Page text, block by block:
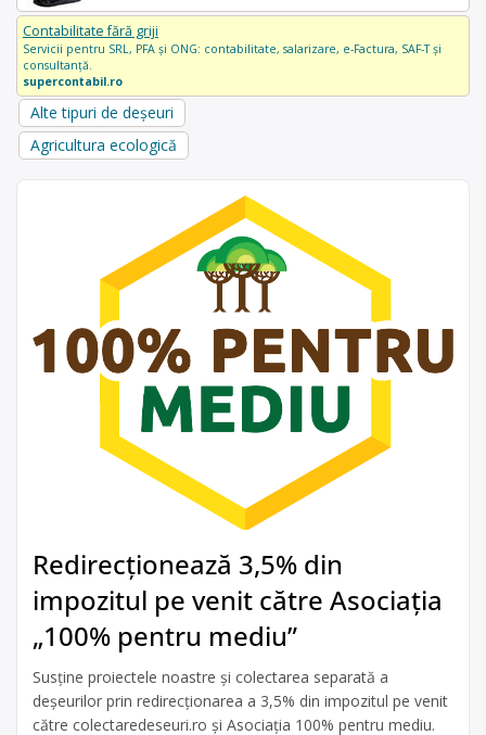
Contabilitate fără griji
Servicii pentru SRL, PFA și ONG: contabilitate, salarizare, e-Factura, SAF-T și
consultanță.
supercontabil.ro
Alte tipuri de deșeuri
Agricultura ecologică
Redirecționează 3,5% din
impozitul pe venit către Asociația
„100% pentru mediu”
Susține proiectele noastre și colectarea separată a
deșeurilor prin redirecționarea a 3,5% din impozitul pe venit
către colectaredeseuri.ro și Asociația 100% pentru mediu.